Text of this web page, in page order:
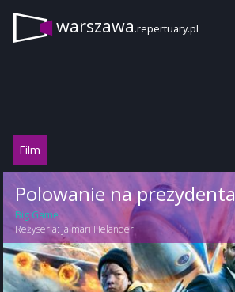
warszawa.repertuary.pl
Film
Polowanie na prezydenta
Big Game
Reżyseria: Jalmari Helander